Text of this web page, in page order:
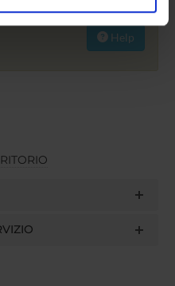
inoltre
il nostro sito con i
di analisi dei dati web,
Help